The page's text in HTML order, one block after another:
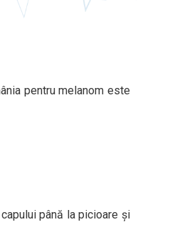
pentru melanom este
până la picioare și